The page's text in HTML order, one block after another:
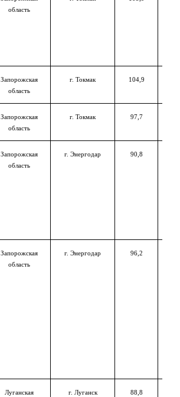
область
Запорожская
область
г. Токмак 104,9
Запорожская
область
г. Токмак 97,7
Запорожская
область
г. Энергодар 90,8
Запорожская
область
г. Энергодар 96,2
Луганская
г. Луганск 88,8